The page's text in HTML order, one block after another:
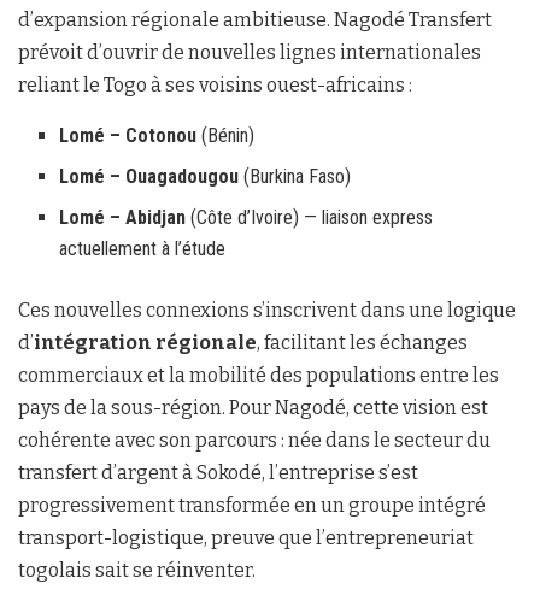
d’expansion régionale ambitieuse. Nagodé Transfert
prévoit d’ouvrir de nouvelles lignes internationales
reliant le Togo à ses voisins ouest-africains :
Lomé – Cotonou (Bénin)
Lomé – Ouagadougou (Burkina Faso)
Lomé – Abidjan (Côte d’Ivoire) — liaison express
actuellement à l’étude
Ces nouvelles connexions s’inscrivent dans une logique
d’intégration régionale, facilitant les échanges
commerciaux et la mobilité des populations entre les
pays de la sous-région. Pour Nagodé, cette vision est
cohérente avec son parcours : née dans le secteur du
transfert d’argent à Sokodé, l’entreprise s’est
progressivement transformée en un groupe intégré
transport-logistique, preuve que l’entrepreneuriat
togolais sait se réinventer.